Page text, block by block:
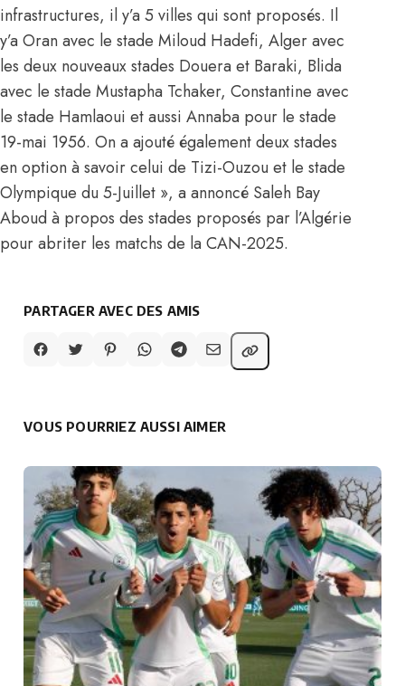
infrastructures, il y’a 5 villes qui sont proposés. Il
y’a Oran avec le stade Miloud Hadefi, Alger avec
les deux nouveaux stades Douera et Baraki, Blida
avec le stade Mustapha Tchaker, Constantine avec
le stade Hamlaoui et aussi Annaba pour le stade
19-mai 1956. On a ajouté également deux stades
en option à savoir celui de Tizi-Ouzou et le stade
Olympique du 5-Juillet », a annoncé Saleh Bay
Aboud à propos des stades proposés par l’Algérie
pour abriter les matchs de la CAN-2025.
PARTAGER AVEC DES AMIS
VOUS POURRIEZ AUSSI AIMER